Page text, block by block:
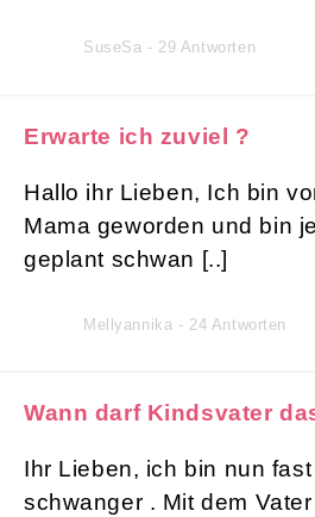
SuseSa - 29 Antworten
Erwarte ich zuviel ?
Hallo ihr Lieben, Ich bin
Mama geworden und bin
geplant schwan [..]
Mellyannika - 24 Antworten
Wann darf Kindsvater
Ihr Lieben, ich bin nun
schwanger . Mit dem